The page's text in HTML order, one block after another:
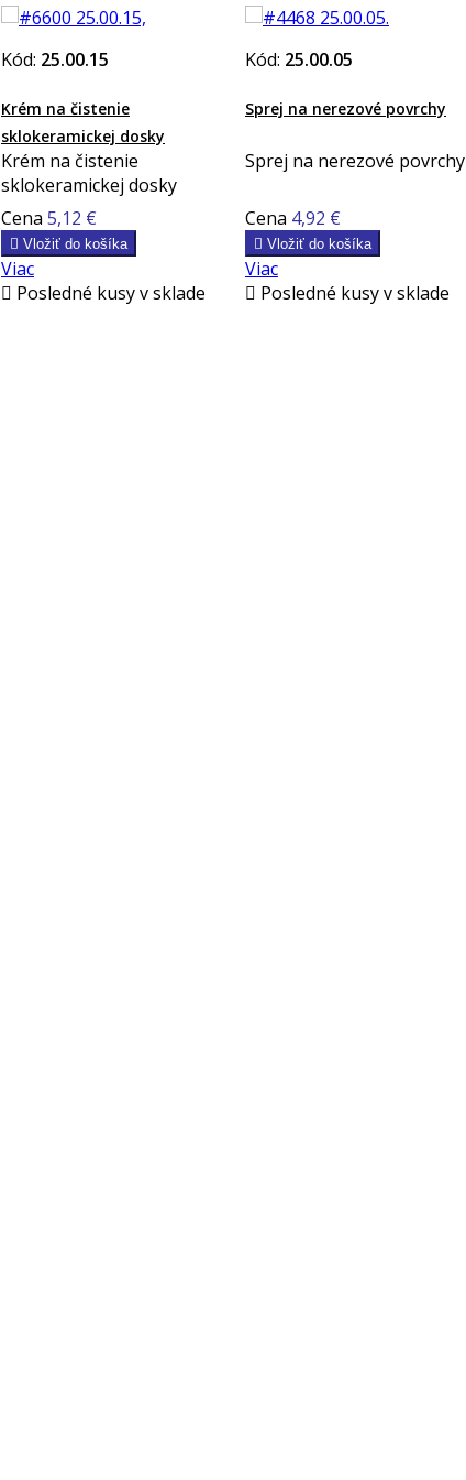
Kód: 25.00.15
Krém na čistenie
sklokeramickej dosky
Krém na čistenie
sklokeramickej dosky
Cena 5,12 €
 Vložiť do košíka
Viac
 Posledné kusy v sklade
Kód: 25.00.05
Sprej na nerezové povrchy
Sprej na nerezové povrchy
Cena 4,92 €
 Vložiť do košíka
Viac
 Posledné kusy v sklade